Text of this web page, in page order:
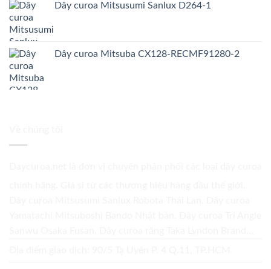
Dây curoa Mitsusumi Sanlux D264-1
Dây curoa Mitsuba CX128-RECMF91280-2